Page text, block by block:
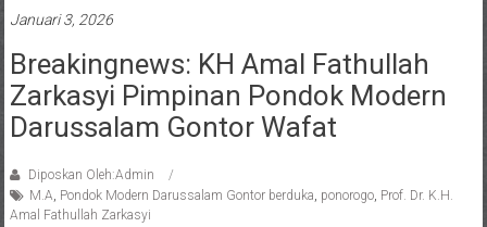
Januari 3, 2026
Breakingnews: KH Amal Fathullah
Zarkasyi Pimpinan Pondok Modern
Darussalam Gontor Wafat
Diposkan Oleh:Admin
M.A, Pondok Modern Darussalam Gontor berduka, ponorogo, Prof. Dr. K.H.
Amal Fathullah Zarkasyi